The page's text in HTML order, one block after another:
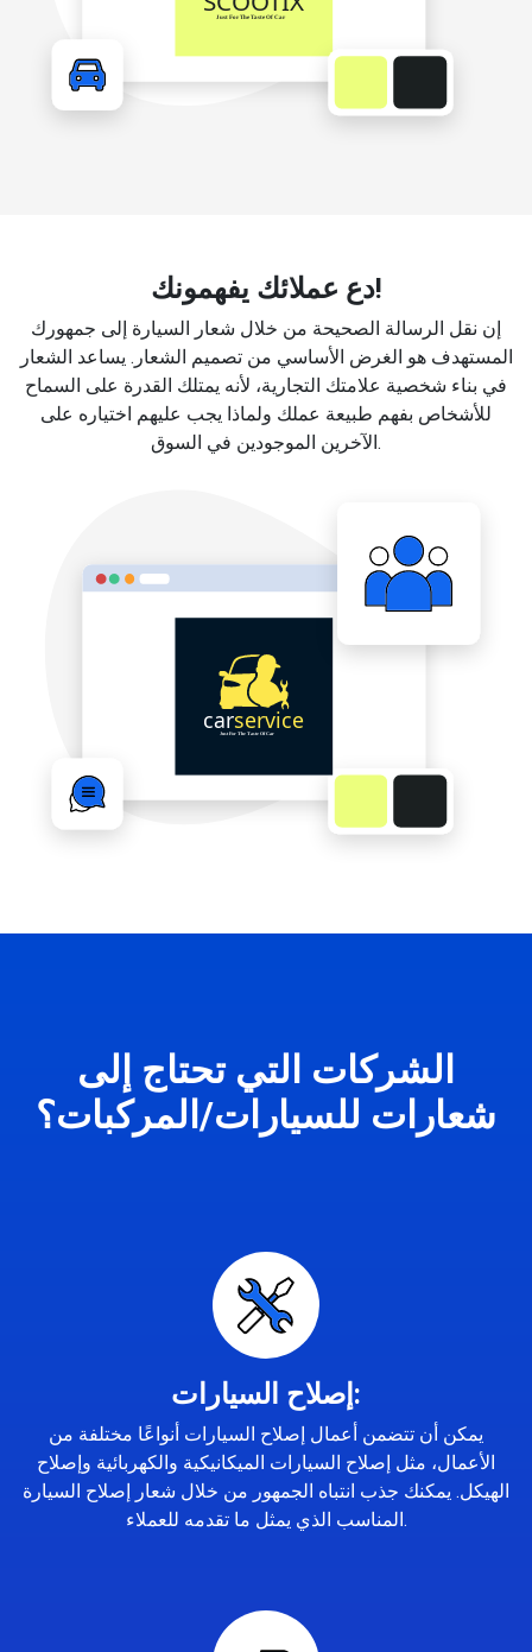
دع عملائك يفهمونك!
إن نقل الرسالة الصحيحة من خلال شعار السيارة إلى جمهورك
المستهدف هو الغرض الأساسي من تصميم الشعار. يساعد الشعار
في بناء شخصية علامتك التجارية، لأنه يمتلك القدرة على السماح
للأشخاص بفهم طبيعة عملك ولماذا يجب عليهم اختياره على
الآخرين الموجودين في السوق.
الشركات التي تحتاج إلى
شعارات للسيارات/المركبات؟
إصلاح السيارات:
يمكن أن تتضمن أعمال إصلاح السيارات أنواعًا مختلفة من
الأعمال، مثل إصلاح السيارات الميكانيكية والكهربائية وإصلاح
الهيكل. يمكنك جذب انتباه الجمهور من خلال شعار إصلاح السيارة
المناسب الذي يمثل ما تقدمه للعملاء.